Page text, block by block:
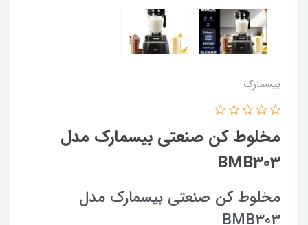
بیسمارک
مخلوط کن صنعتی بیسمارک مدل
BMB303
مخلوط کن صنعتی بیسمارک مدل
BMB303